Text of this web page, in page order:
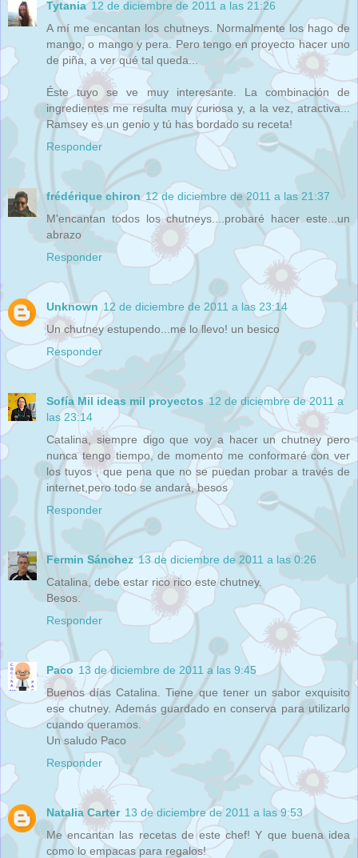
Tytania 12 de diciembre de 2011 a las 21:26
A mí me encantan los chutneys. Normalmente los hago de
mango, o mango y pera. Pero tengo en proyecto hacer uno
de piña, a ver qué tal queda...
Éste tuyo se ve muy interesante. La combinación de
ingredientes me resulta muy curiosa y, a la vez, atractiva...
Ramsey es un genio y tú has bordado su receta!
Responder
frédérique chiron 12 de diciembre de 2011 a las 21:37
M'encantan todos los chutneys....probaré hacer este...un
abrazo
Responder
Unknown 12 de diciembre de 2011 a las 23:14
Un chutney estupendo...me lo llevo! un besico
Responder
Sofía Mil ideas mil proyectos 12 de diciembre de 2011 a
las 23:14
Catalina, siempre digo que voy a hacer un chutney pero
nunca tengo tiempo, de momento me conformaré con ver
los tuyos , que pena que no se puedan probar a través de
internet,pero todo se andará, besos
Responder
Fermin Sánchez 13 de diciembre de 2011 a las 0:26
Catalina, debe estar rico rico este chutney.
Besos.
Responder
Paco 13 de diciembre de 2011 a las 9:45
Buenos días Catalina. Tiene que tener un sabor exquisito
ese chutney. Además guardado en conserva para utilizarlo
cuando queramos.
Un saludo Paco
Responder
Natalia Carter 13 de diciembre de 2011 a las 9:53
Me encantan las recetas de este chef! Y que buena idea
como lo empacas para regalos!